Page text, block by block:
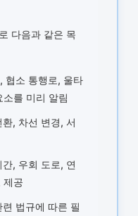
다음과 같은 목
협소 통행로, 울타
를 미리 알림
, 차선 변경, 서
, 우회 도로, 연
제공
법규에 따른 필